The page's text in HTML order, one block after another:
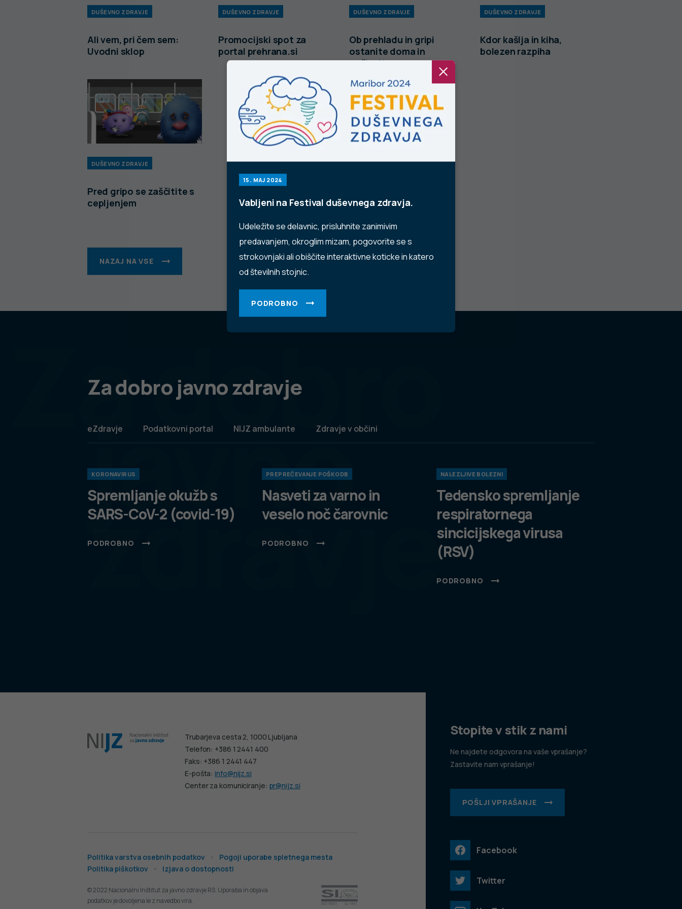
15. MAJ 2024
Vabljeni na Festival duševnega zdravja.
Udeležite se delavnic, prisluhnite zanimivim
predavanjem, okroglim mizam, pogovorite se s
strokovnjaki ali obiščite interaktivne koticke in katero
od številnih stojnic.
PODROBNO
DUŠEVNO ZDRAVJE
Ali vem, pri čem sem:
Uvodni sklop
DUŠEVNO ZDRAVJE
Promocijski spot za
portal prehrana.si
DUŠEVNO ZDRAVJE
Ob prehladu in gripi
ostanite doma in
počivajte.
DUŠEVNO ZDRAVJE
Kdor kašlja in kiha,
bolezen razpiha
DUŠEVNO ZDRAVJE
Pred gripo se zaščitite s
cepljenjem
NAZAJ NA VSE
Za dobro
javno
zdravje
Za dobro javno zdravje
eZdravje Podatkovni portal NIJZ ambulante Zdravje v občini
KORONAVIRUS
Spremljanje okužb s
SARS-CoV-2 (covid-19)
PODROBNO
PREPREČEVANJE POŠKODB
Nasveti za varno in
veselo noč čarovnic
PODROBNO
NALEZLJIVE BOLEZNI
Tedensko spremljanje
respiratornega
sincicijskega virusa
(RSV)
PODROBNO
Trubarjeva cesta 2, 1000 Ljubljana
Telefon: +386 1 2441 400
Faks: +386 1 2441 447
E-pošta:info@nijz.si
Center za komuniciranje: pr@nijz.si
Politika varstva osebnih podatkov
Pogoji uporabe spletnega mesta
Politika piškotkov
Izjava o dostopnosti
© 2022 Nacionalni Inštitut za javno zdravje RS. Uporaba in objava
podatkov je dovoljena le z navedbo vira.
Stopite v stik z nami
Ne najdete odgovora na vaše vprašanje?
Zastavite nam vprašanje!
POŠLJI VPRAŠANJE
Facebook
Twitter